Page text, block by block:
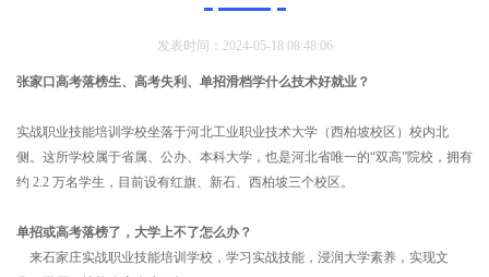
发表时间：2024-05-18 08:48:06
张家口高考落榜生、高考失利、单招滑档学什么技术好就业？
实战职业技能培训学校坐落于河北工业职业技术大学（西柏坡校区）校内北
侧。这所学校属于省属、公办、本科大学，也是河北省唯一的“双高”院校，拥有
约 2.2 万名学生，目前设有红旗、新石、西柏坡三个校区。
单招或高考落榜了，大学上不了怎么办？
来石家庄实战职业技能培训学校，学习实战技能，浸润大学素养，实现文